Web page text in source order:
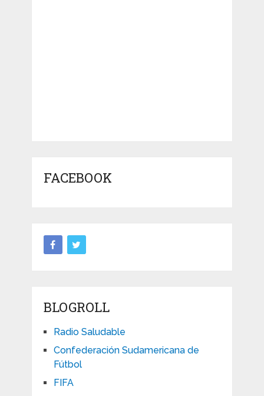
FACEBOOK
BLOGROLL
Radio Saludable
Confederación Sudamericana de
Fútbol
FIFA